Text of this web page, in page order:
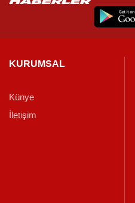
KURUMSAL
Künye
İletişim